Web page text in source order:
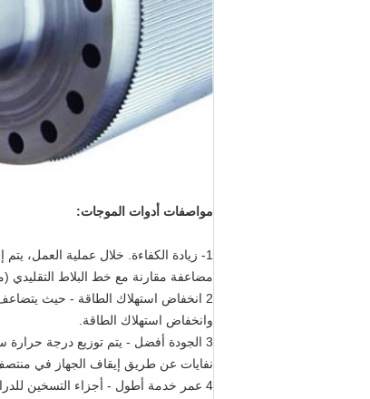
مواصفات أدوات الموجات:
1- زيادة الكفاءة. خلال عملية العمل،
مضاعفة مقارنة مع خط البلاط التقليدي
2 انخفاض استهلاك الطاقة - حيث
وانخفاض استهلاك الطاقة.
3 الجودة أفضل - يتم توزيع درجة
نفايات عن طريق إيقاف الجهاز في منتصف
4 عمر خدمة أطول - أجزاء التسخين